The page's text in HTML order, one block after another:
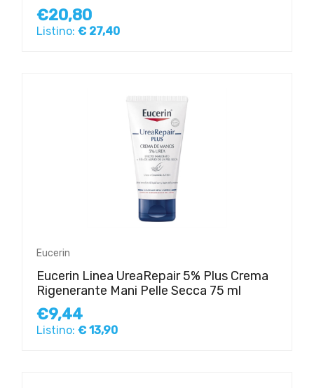
€20,80
Listino: € 27,40
Eucerin
Eucerin Linea UreaRepair 5% Plus Crema
Rigenerante Mani Pelle Secca 75 ml
€9,44
Listino: € 13,90